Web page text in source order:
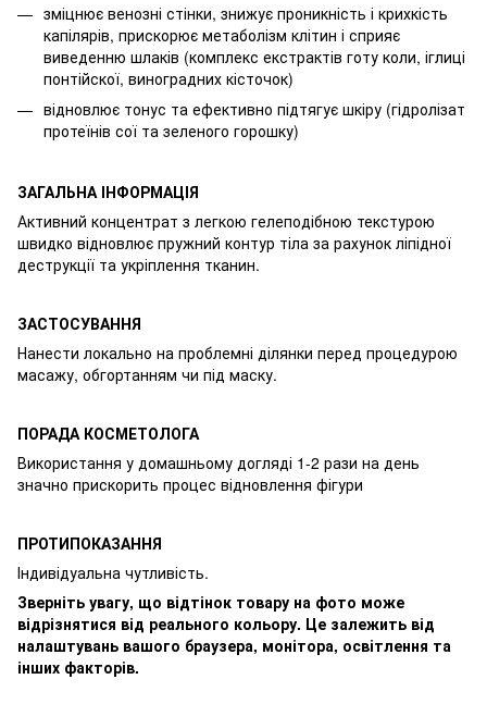
зміцнює венозні стінки, знижує проникність і крихкість
капілярів, прискорює метаболізм клітин і сприяє
виведенню шлаків (комплекс екстрактів готу коли, іглиці
понтійскої, виноградних кісточок)
відновлює тонус та ефективно підтягує шкіру (гідролізат
протеїнів сої та зеленого горошку)
ЗАГАЛЬНА ІНФОРМАЦІЯ
Активний концентрат з легкою гелеподібною текстурою
швидко відновлює пружний контур тіла за рахунок ліпідної
деструкції та укріплення тканин.
ЗАСТОСУВАННЯ
Нанести локально на проблемні ділянки перед процедурою
масажу, обгортанням чи під маску.
ПОРАДА КОСМЕТОЛОГА
Використання у домашньому догляді 1-2 рази на день
значно прискорить процес відновлення фігури
ПРОТИПОКАЗАННЯ
Індивідуальна чутливість.
Зверніть увагу, що відтінок товару на фото може
відрізнятися від реального кольору. Це залежить від
налаштувань вашого браузера, монітора, освітлення та
інших факторів.